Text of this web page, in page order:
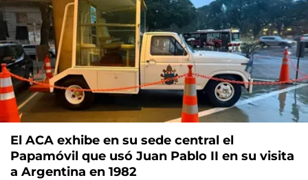
El ACA exhibe en su sede central el
Papamóvil que usó Juan Pablo II en su visita
a Argentina en 1982